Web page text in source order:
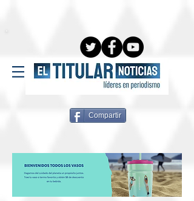
Compartir